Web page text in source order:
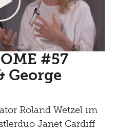
#57
George
Roland Wetzel im
Janet Cardiff